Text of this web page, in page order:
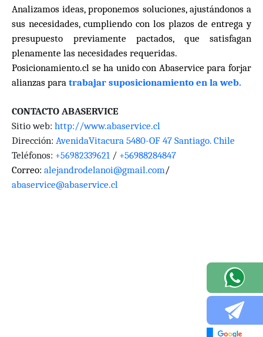
Analizamos ideas, proponemos soluciones, ajustándonos a
sus necesidades, cumpliendo con los plazos de entrega y
presupuesto previamente pactados, que satisfagan
plenamente las necesidades requeridas.
Posicionamiento.cl se ha unido con Abaservice para forjar
alianzas para trabajar suposicionamiento en la web.
CONTACTO ABASERVICE
Sitio web: http://www.abaservice.cl
Dirección: AvenidaVitacura 5480-OF 47 Santiago. Chile
Teléfonos: +56982339621 / +56988284847
Correo: alejandrodelanoi@gmail.com/
abaservice@abaservice.cl